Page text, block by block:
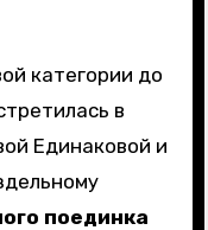
категории до
в
Единаковой и
поединка